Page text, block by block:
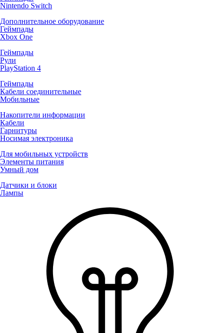
Nintendo Switch
Дополнительное оборудование
Геймпады
Xbox One
Геймпады
Рули
PlayStation 4
Геймпады
Кабели соединительные
Мобильные
Накопители информации
Кабели
Гарнитуры
Носимая электроника
Для мобильных устройств
Элементы питания
Умный дом
Датчики и блоки
Лампы